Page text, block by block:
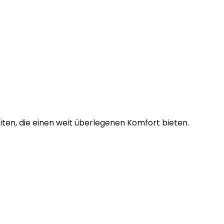
die einen weit überlegenen Komfort bieten.